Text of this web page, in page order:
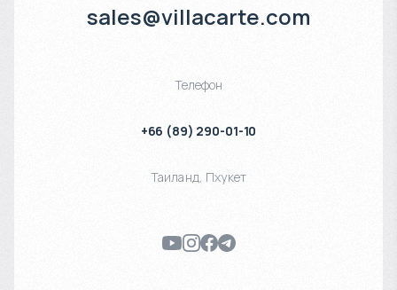
sales@villacarte.com
Телефон
+66 (89) 290-01-10
Таиланд, Пхукет